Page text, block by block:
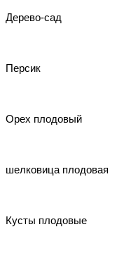
Дерево-сад
Персик
Орех плодовый
шелковица плодовая
Кусты плодовые